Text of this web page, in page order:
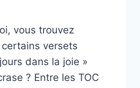
vous trouvez
certains versets
dans la joie »
? Entre les TOC